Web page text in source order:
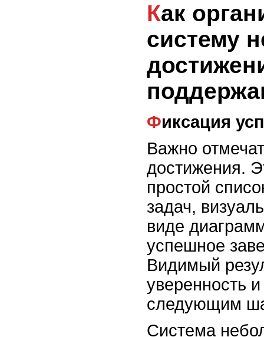
Как организовать
систему
Фиксация
Важно
достижения.
простой
задач,
виде
успешное
Видимый
уверенность
следующим
Система